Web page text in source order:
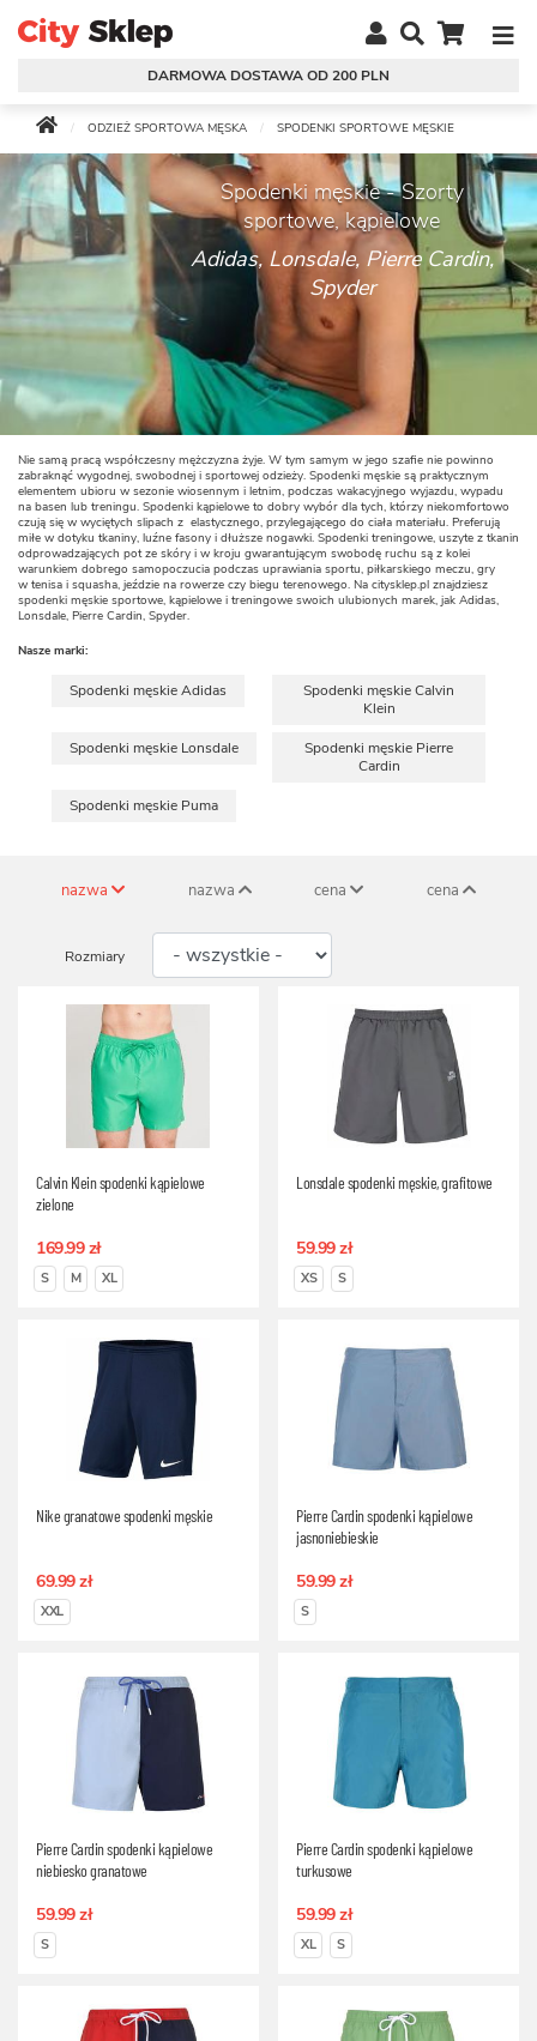
DARMOWA DOSTAWA OD 200 PLN
ODZIEŻ SPORTOWA MĘSKA SPODENKI SPORTOWE MĘSKIE
Spodenki męskie - Szorty
sportowe, kąpielowe
Adidas, Lonsdale, Pierre Cardin,
Spyder
Nie samą pracą współczesny mężczyzna żyje. W tym samym w jego szafie nie powinno
zabraknąć wygodnej, swobodnej i sportowej odzieży. Spodenki męskie są praktycznym
elementem ubioru w sezonie wiosennym i letnim, podczas wakacyjnego wyjazdu, wypadu
na basen lub treningu. Spodenki kąpielowe to dobry wybór dla tych, którzy niekomfortowo
czują się w wyciętych slipach z elastycznego, przylegającego do ciała materiału. Preferują
miłe w dotyku tkaniny, luźne fasony i dłuższe nogawki. Spodenki treningowe, uszyte z tkanin
odprowadzających pot ze skóry i w kroju gwarantującym swobodę ruchu są z kolei
warunkiem dobrego samopoczucia podczas uprawiania sportu, piłkarskiego meczu, gry
w tenisa i squasha, jeździe na rowerze czy biegu terenowego. Na citysklep.pl znajdziesz
spodenki męskie sportowe, kąpielowe i treningowe swoich ulubionych marek, jak Adidas,
Lonsdale, Pierre Cardin, Spyder.
Nasze marki:
Spodenki męskie Adidas
Spodenki męskie Calvin
Klein
Spodenki męskie Lonsdale
Spodenki męskie Pierre
Cardin
Spodenki męskie Puma
nazwa nazwa cena cena
Rozmiary
Calvin Klein spodenki kąpielowe
zielone
169.99 zł
S M XL
Lonsdale spodenki męskie, grafitowe
59.99 zł
XS S
Nike granatowe spodenki męskie
69.99 zł
XXL
Pierre Cardin spodenki kąpielowe
jasnoniebieskie
59.99 zł
S
Pierre Cardin spodenki kąpielowe
niebiesko granatowe
59.99 zł
S
Pierre Cardin spodenki kąpielowe
turkusowe
59.99 zł
XL S